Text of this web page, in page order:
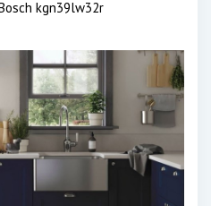
kgn39lw32r